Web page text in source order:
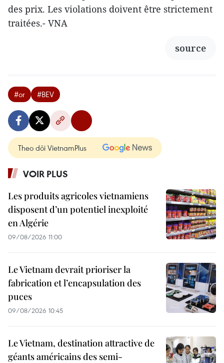
des prix. Les violations doivent être strictement
traitées.- VNA
source
#or #BEV
Theo dõi VietnamPlus
VOIR PLUS
Les produits agricoles vietnamiens
disposent d’un potentiel inexploité
en Algérie
09/08/2026 11:00
Le Vietnam devrait prioriser la
fabrication et l’encapsulation des
puces
09/08/2026 10:45
Le Vietnam, destination attractive de
géants américains des semi-